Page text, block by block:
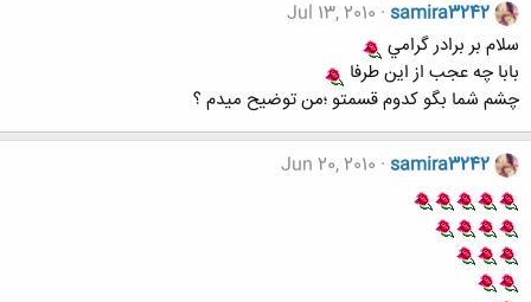
samira3242
Jul 13, 2010
سلام بر برادر گرامي
بابا چه عجب از اين طرفا
چشم شما بگو کدوم قسمتو ؛من توضيح ميدم ؟
samira3242
Jun 20, 2010